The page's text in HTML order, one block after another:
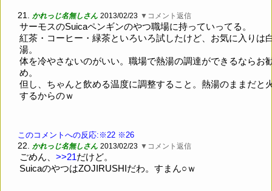
21. かれっじ名無しさん 2013/02/23 ▼コメント返信
サーモスのSuicaペンギンのやつ職場に持っていってる。
紅茶・コーヒー・緑茶といろいろ試したけど、お気に入りは
湯。
体を冷やさないのがいい。職場で熱湯の調達ができるならお
め。
但し、ちゃんと飲める温度に調整すること。熱湯のままだと
するからのｗ
このコメントへの反応:※22 ※26
22. かれっじ名無しさん 2013/02/23 ▼コメント返信
ごめん、 >>21だけど。
SuicaのやつはZOJIRUSHIだわ。すまん○ｗ